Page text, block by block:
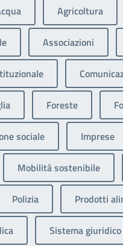
Agricoltura
Associazioni
Foreste
sociale Imprese
Mobilità sostenibile
Polizia Prodotti
Sistema giuridico